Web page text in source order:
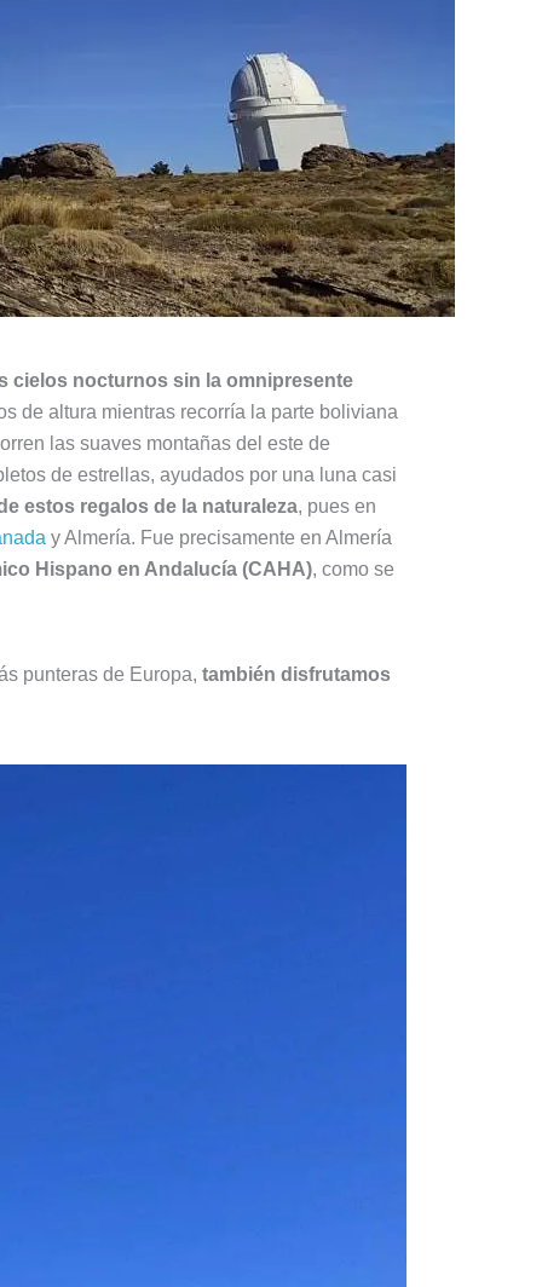
cielos nocturnos sin la omnipresente
de altura mientras recorría la parte boliviana
las suaves montañas del este de
de estrellas, ayudados por una luna casi
estos regalos de la naturaleza, pues en
y Almería. Fue precisamente en Almería
Hispano en Andalucía (CAHA), como se
punteras de Europa, también disfrutamos